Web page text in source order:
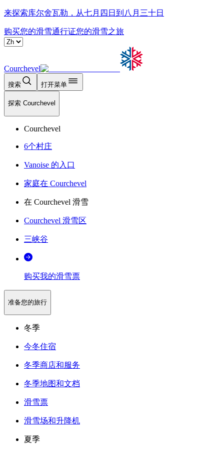
来探索库尔舍瓦勒，从七月四日到八月三十日
购买您的滑雪通行证您的滑雪之旅
Courchevel
搜索 打开菜单
探索 Courchevel
Courchevel
6个村庄
Vanoise 的入口
家庭在 Courchevel
在 Courchevel 滑雪
Courchevel 滑雪区
三峡谷
购买我的滑雪票
准备您的旅行
冬季
今冬住宿
冬季商店和服务
冬季地图和文档
滑雪票
滑雪场和升降机
夏季